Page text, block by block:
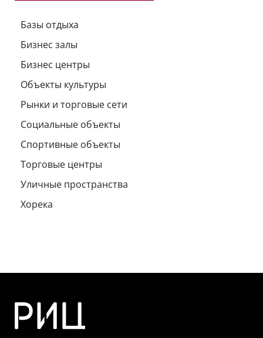
Базы отдыха
Бизнес залы
Бизнес центры
Объекты культуры
Рынки и торговые сети
Социальные объекты
Спортивные объекты
Торговые центры
Уличные пространства
Хорека